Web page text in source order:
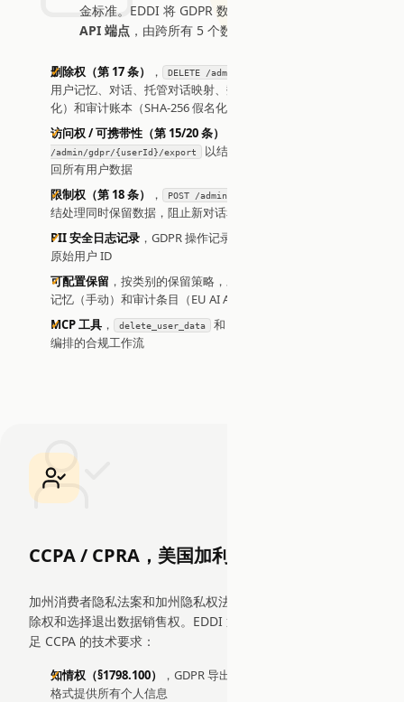
金标准。EDDI 将 GDPR 数据主体权利实现为
API 端点 ，由跨所有 5 个数据存储的级联操作支撑：
删除权（第 17 条） ， DELETE /admin/gdpr/{userId}
用户记忆、对话、托管对话映射、数据库日志（SHA-256 假名
化）和审计账本（SHA-256 假名化）
访问权 / 可携带性（第 15/20 条）
/admin/gdpr/{userId}/export
以结构化、机器可读的 JSON 返
回所有用户数据
限制权（第 18 条）
， POST /admin/gdpr/{userId}/restrict
结处理同时保留数据，阻止新对话和消息处理
PII 安全日志记录 ，GDPR 操作记录 SHA-256 假名，从不记录
原始用户 ID
可配置保留 ，按类别的保留策略，对话（默认 365 天）、用户
记忆（手动）和审计条目（EU AI Act 要求无限期）
MCP 工具 ， delete_user_data 和
编排的合规工作流
CCPA / CPRA，美国加利福尼亚州
加州消费者隐私法案和加州隐私权法案授予消费者知情权、删
除权和选择退出数据销售权。EDDI 通过其 GDPR 兼容 API 满
足 CCPA 的技术要求：
知情权（§1798.100）
，GDPR 导出端点以结构化、机器可读的
格式提供所有个人信息